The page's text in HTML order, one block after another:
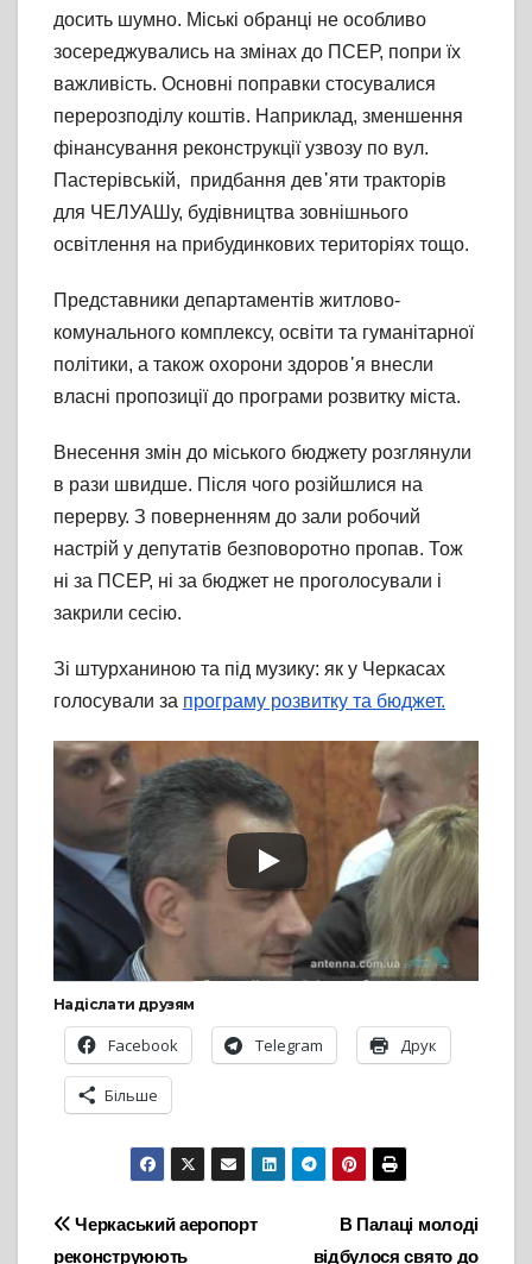
досить шумно. Міські обранці не особливо
зосереджувались на змінах до ПСЕР, попри їх
важливість. Основні поправки стосувалися
перерозподілу коштів. Наприклад, зменшення
фінансування реконструкції узвозу по вул.
Пастерівській, придбання дев᾽яти тракторів
для ЧЕЛУАШу, будівництва зовнішнього
освітлення на прибудинкових територіях тощо.
Представники департаментів житлово-
комунального комплексу, освіти та гуманітарної
політики, а також охорони здоров᾽я внесли
власні пропозиції до програми розвитку міста.
Внесення змін до міського бюджету розглянули
в рази швидше. Після чого розійшлися на
перерву. З поверненням до зали робочий
настрій у депутатів безповоротно пропав. Тож
ні за ПСЕР, ні за бюджет не проголосували і
закрили сесію.
Зі штурханиною та під музику: як у Черкасах
голосували за програму розвитку та бюджет.
Надіслати друзям
Facebook Telegram Друк
Більше
Навігація
В Палаці молоді
відбулося свято до
Черкаський аеропорт
реконструюють